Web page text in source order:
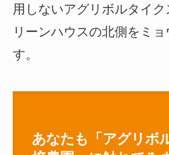
用しないアグリボルタイ
リーンハウスの北側をミ
す。
あなたも「アグリボ